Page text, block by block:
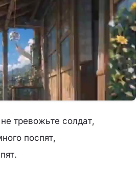
тревожьте солдат,
поспят,